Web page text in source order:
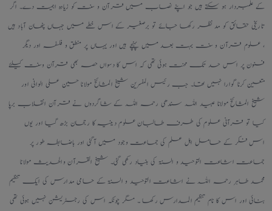
کے علمبردار ہو سکتے ہیں جو اپنے نصاب میں قرآن و سنت کو زیادہ اہمیت دے۔ اگر
تاریخی حقائق کو مد نظر رکھا جائے تو برصغیر کے اس خطے میں جہاں پٹھان آباد ہیں
، علوم قرآن و سنت بہت بعد میں پہنچے ہیں اور یہاں پر منطق و فلسفہ اور دیگر
فنون پر اس حد تک محنت ہوئی تھی کہ اس کا دسواں حصہ بھی قرآن وسنت کیلئے
متعین کرنا گوارا نہیں تھا۔ جب رئیس المفسرین شیخ المشائخ مولانا حسین علی الوانی اور
شیخ المشائخ مولانا عبید اللہ سندھی رحمہ اللہ کے شاگردوں نے قرآن انقلاب برپا
کیا تو قرآنی علوم کی طرف طالبان علوم دینیہ کا رجحان بڑھ گیا اور یوں
اس فکر کے حامل اہل علم کی جماعت وجود میں آگئی اور باضابطہ طور پر
جماعت اشاعت التوحید و السنۃ کی بنیاد رکھی گئی۔ شیخ القرآن والحدیث مولانا
محمد طاہر رحمہ اللہ نے اشاعت التوحید و السنۃ کے حامی مدارس کی ایک تنظیم
بنائی اور اس کا نام تنظیم المدارس رکھا ۔ مگر چونکہ اس کی رجسٹریشن نہیں ہوئی تھی